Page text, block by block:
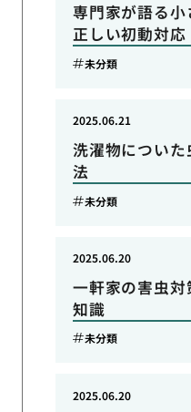
専門家が語る
正しい初動対応
未分類
洗濯物につい
法
2025.06.21
未分類
一軒家の害虫
知識
2025.06.20
未分類
2025.06.20